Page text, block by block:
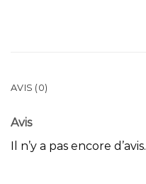
AVIS (0)
Avis
Il n’y a pas encore d’avis.